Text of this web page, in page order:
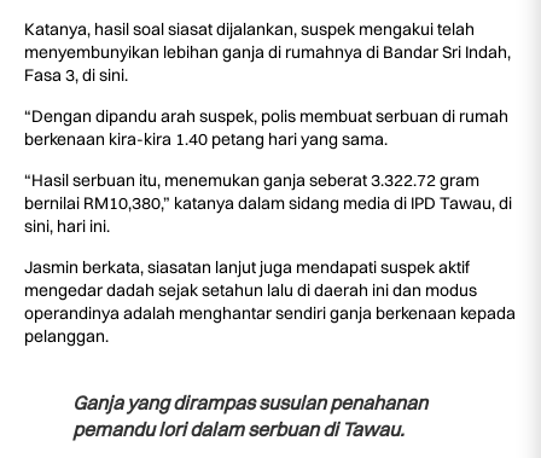
Katanya, hasil soal siasat dijalankan, suspek mengakui telah
menyembunyikan lebihan ganja di rumahnya di Bandar Sri Indah,
Fasa 3, di sini.
“Dengan dipandu arah suspek, polis membuat serbuan di rumah
berkenaan kira-kira 1.40 petang hari yang sama.
“Hasil serbuan itu, menemukan ganja seberat 3.322.72 gram
bernilai RM10,380,” katanya dalam sidang media di IPD Tawau, di
sini, hari ini.
Jasmin berkata, siasatan lanjut juga mendapati suspek aktif
mengedar dadah sejak setahun lalu di daerah ini dan modus
operandinya adalah menghantar sendiri ganja berkenaan kepada
pelanggan.
Ganja yang dirampas susulan penahanan
pemandu lori dalam serbuan di Tawau.